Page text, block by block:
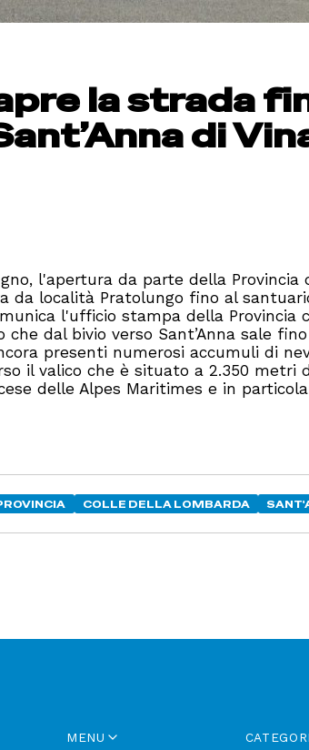
la strada
di
l'apertura da parte della
da località Pratolungo fino al
l'ufficio stampa della Provincia
dal bivio verso Sant’Anna sale
presenti numerosi accumuli di
il valico che è situato a 2.350 metri
delle Alpes Maritimes e in
COLLE DELLA LOMBARDA
MENU